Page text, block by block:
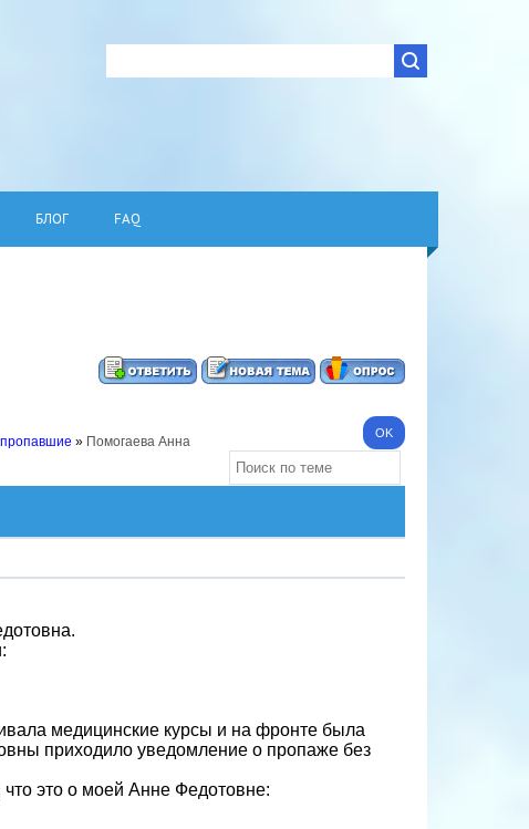
БЛОГ FAQ
пропавшие » Помогаева Анна
медицинские курсы и на фронте была
приходило уведомление о пропаже без
это о моей Анне Федотовне: